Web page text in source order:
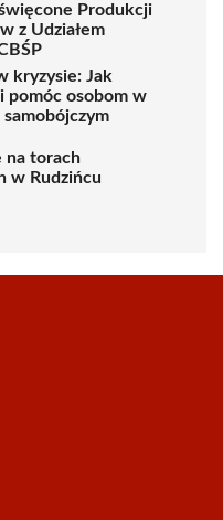
Produkcji
z Udziałem
kryzysie: Jak
pomóc osobom w
na torach
w Rudzińcu